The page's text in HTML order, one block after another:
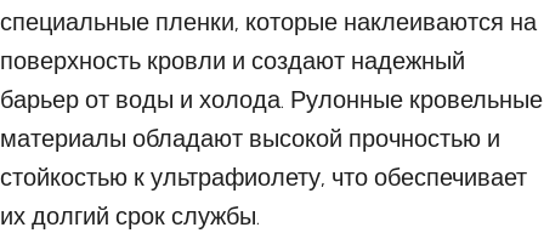
специальные пленки, которые наклеиваются на
поверхность кровли и создают надежный
барьер от воды и холода. Рулонные кровельные
материалы обладают высокой прочностью и
стойкостью к ультрафиолету, что обеспечивает
их долгий срок службы.